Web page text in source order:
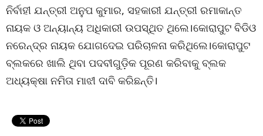
ନିର୍ବାହୀ ଯନ୍ତ୍ରୀ ଅନୁପ କୁମାର, ସହକାରୀ ଯନ୍ତ୍ରୀ ରମାକାନ୍ତ
ନାୟକ ଓ ଅନ୍ୟାନ୍ୟ ଅଧିକାରୀ ଉପସ୍ଥିତ ଥିଲେ।କୋରାପୁଟ ବିଡିଓ
ନରେନ୍ଦ୍ର ନାୟକ ଯୋଗଦେଇ ପରିଚାଳନା କରିଥିଲେ।କୋରାପୁଟ
ବ୍ଲକରେ ଖାଲି ଥିବା ପଦବୀଗୁଡ଼ିକ ପୂରଣ କରିବାକୁ ବ୍ଲକ
ଅଧ୍ୟକ୍ଷା ନମିତା ମାଝୀ ଦାବି କରିଛନ୍ତି।